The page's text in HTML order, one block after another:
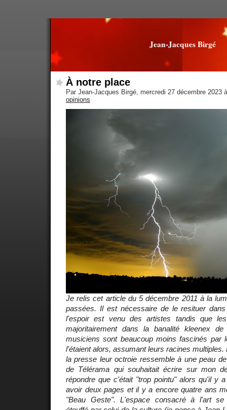
Jean-Jacques Birgé
À notre place
Par Jean-Jacques Birgé, mercredi 27 décembre 2023
opinions
Je relis cet article du 5 décembre 2011 à la
passées. Il est nécessaire de le resituer
l'espoir est venu des artistes tandis que
majoritairement dans la banalité kleenex
musiciens sont beaucoup moins fascinés par
l'étaient alors, assumant leurs racines multiples.
la presse leur octroie ressemble à une peau
de Télérama qui souhaitait écrire sur mon
répondre que c'était "trop pointu" alors qu'il y
avoir deux pages et il y a encore quatre ans
"Beau Geste". L'espace consacré à l'art se